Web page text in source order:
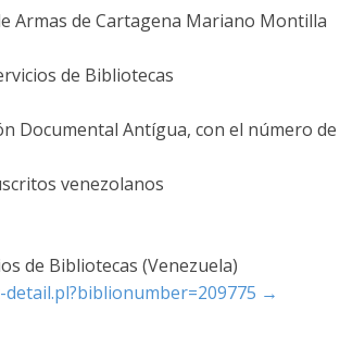
Armas de Cartagena Mariano Montilla
de Bibliotecas
Documental Antígua, con el número de
venezolanos
de Bibliotecas (Venezuela)
→